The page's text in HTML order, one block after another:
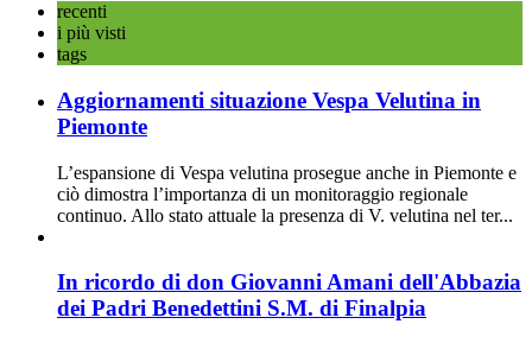
recenti
i più visti
tags
Aggiornamenti situazione Vespa Velutina in
Piemonte
L’espansione di Vespa velutina prosegue anche in Piemonte e
ciò dimostra l’importanza di un monitoraggio regionale
continuo. Allo stato attuale la presenza di V. velutina nel ter...
In ricordo di don Giovanni Amani dell'Abbazia
dei Padri Benedettini S.M. di Finalpia